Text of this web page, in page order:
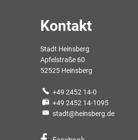
Kontakt
Stadt Heinsberg
Apfelstraße 60
52525 Heinsberg
+49 2452 14-0
+49 2452 14-1095
stadt@heinsberg.de